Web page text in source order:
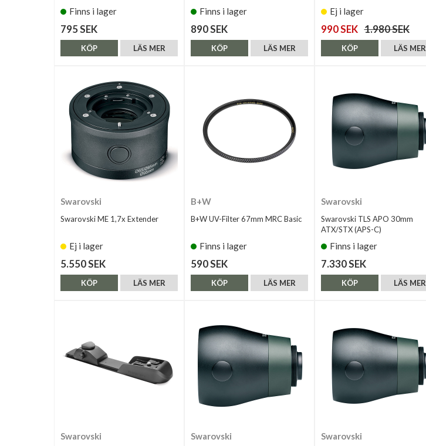
Finns i lager
795 SEK
LÄS MER
KÖP
Finns i lager
890 SEK
LÄS MER
KÖP
Ej i lager
990 SEK 1.980 SEK
LÄS MER
KÖP
Swarovski
Swarovski ME 1,7x Extender
Ej i lager
5.550 SEK
LÄS MER
KÖP
B+W
B+W UV-Filter 67mm MRC Basic
Finns i lager
590 SEK
LÄS MER
KÖP
Swarovski
Swarovski TLS APO 30mm
ATX/STX (APS-C)
Finns i lager
7.330 SEK
LÄS MER
KÖP
Swarovski Swarovski Swarovski